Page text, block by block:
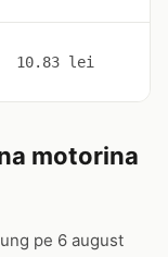
10.83 lei
motorina
pe 6 august